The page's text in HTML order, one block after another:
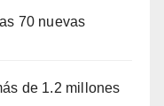
70 nuevas
de 1.2 millones